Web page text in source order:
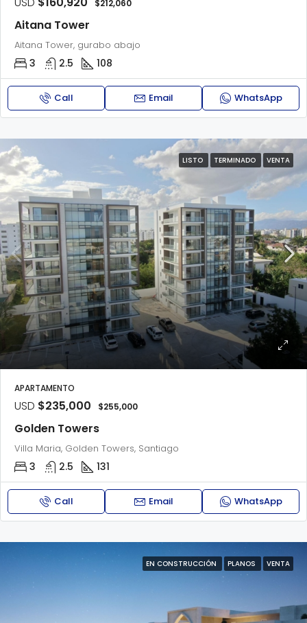
$212,060
Aitana Tower
Aitana Tower, gurabo abajo
3 2.5 108
Call Email WhatsApp
LISTO TERMINADO VENTA
APARTAMENTO
USD $235,000 $255,000
Golden Towers
Villa Maria, Golden Towers, Santiago
3 2.5 131
Call Email WhatsApp
EN CONSTRUCCIÓN PLANOS VENTA